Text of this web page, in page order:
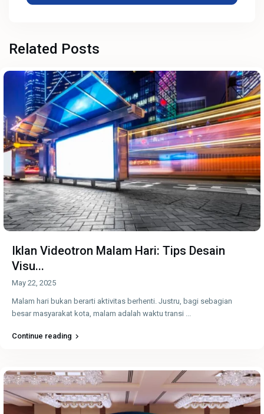
Related Posts
Iklan Videotron Malam Hari: Tips Desain
Visu...
May 22, 2025
Malam hari bukan berarti aktivitas berhenti. Justru, bagi sebagian
besar masyarakat kota, malam adalah waktu transi
Continue reading